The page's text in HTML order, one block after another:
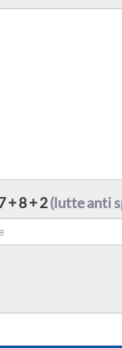
+ 8 + 2(lutte anti